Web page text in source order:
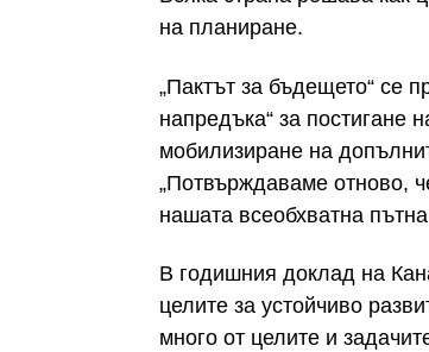
на планиране.
„Пактът за бъдещето“ се
напредъка“ за постигане
мобилизиране на
„Потвърждаваме отново,
нашата всеобхватна
В годишния доклад на
целите за устойчиво
много от целите и